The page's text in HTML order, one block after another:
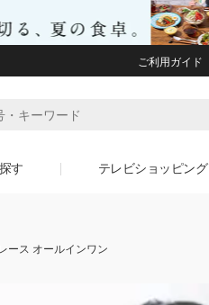
ご利用ガイド
す テレビショッピング
ース オールインワン